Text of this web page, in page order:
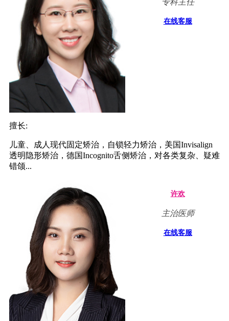
在线客服
擅长:
儿童、成人现代固定矫治，自锁轻力矫治，美国Invisalign
透明隐形矫治，德国Incognito舌侧矫治，对各类复杂、疑难
错颌...
许欢
主治医师
在线客服